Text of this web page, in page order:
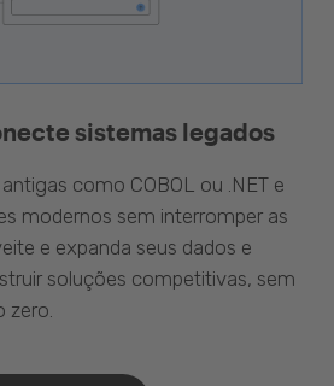
sistemas legados
como COBOL ou .NET e
modernos sem interromper as
e expanda seus dados e
soluções competitivas, sem
zero.